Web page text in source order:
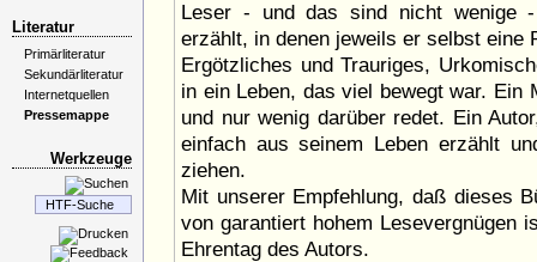
Literatur
Primärliteratur
Sekundärliteratur
Internetquellen
Pressemappe
Werkzeuge
Leser - und das sind nicht wenige
erzählt, in denen jeweils er selbst eine
Ergötzliches und Trauriges,
in ein Leben, das viel bewegt war.
und nur wenig darüber redet. Ein
einfach aus seinem Leben erzählt
ziehen.
Mit unserer Empfehlung, daß dieses
von garantiert hohem Lesevergnügen
Ehrentag des Autors.